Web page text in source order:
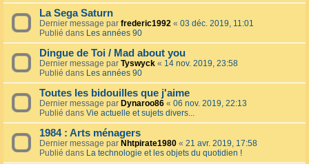
La Sega Saturn
Dernier message par frederic1992 « 03 déc. 2019, 11:01
Publié dans Les années 90
Dingue de Toi / Mad about you
Dernier message par Tyswyck « 14 nov. 2019, 23:58
Publié dans Les années 90
Toutes les bidouilles que j'aime
Dernier message par Dynaroo86 « 06 nov. 2019, 22:13
Publié dans Vie actuelle et sujets divers...
1984 : Arts ménagers
Dernier message par Nhtpirate1980 « 21 avr. 2019, 17:58
Publié dans La technologie et les objets du quotidien !